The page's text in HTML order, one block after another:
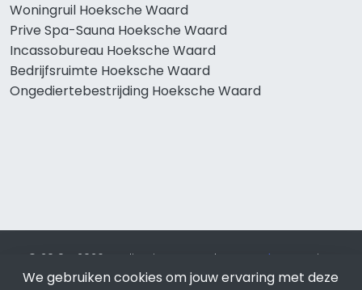
Woningruil Hoeksche Waard
Prive Spa-Sauna Hoeksche Waard
Incassobureau Hoeksche Waard
Bedrijfsruimte Hoeksche Waard
Ongediertebestrijding Hoeksche Waard
© 2019 - 2026 Realisatie en SEO door SEO-bureau
Lion
Internet. Betaal alleen voor bewezen resultaten?SEO
We gebruiken cookies om jouw ervaring met deze